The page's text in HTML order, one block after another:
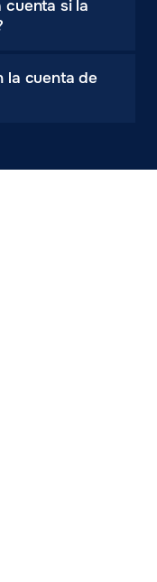
cuenta si la
la cuenta de